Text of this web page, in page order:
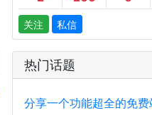
关注 私信
热门话题